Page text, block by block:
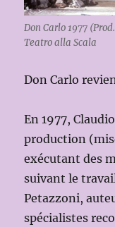
Don Carlo 1977
Teatro alla Scala
Don Carlo
En 1977,
production
exécutant des
suivant le
Petazzoni,
spécialistes